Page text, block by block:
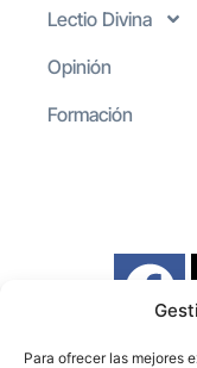
Para ofrecer las mejores
Lectio Divina
Opinión
Formación